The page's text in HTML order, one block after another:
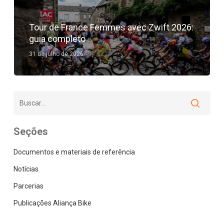
Tour de France Femmes avec Zwift 2026:
guia completo
31 de julho de 2026
Seções
Documentos e materiais de referência
Notícias
Parcerias
Publicações Aliança Bike